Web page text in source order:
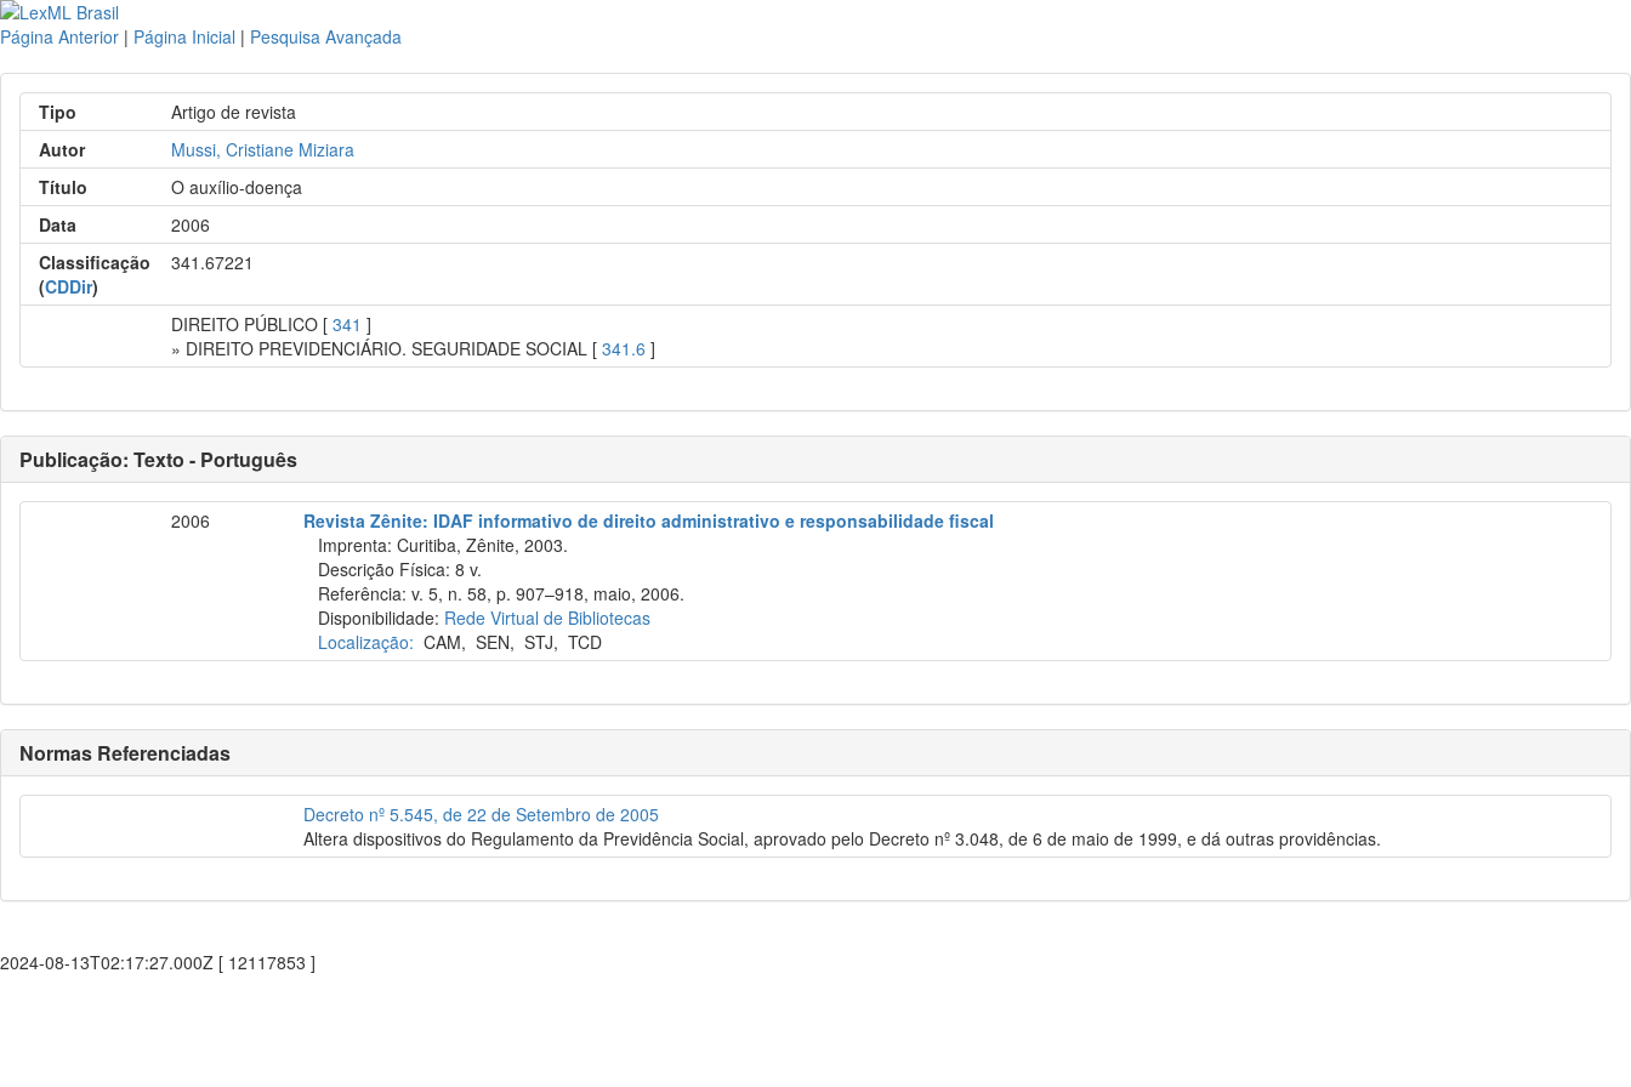
Página Anterior | Página Inicial | Pesquisa Avançada
Tipo
Artigo de revista
Autor
Mussi, Cristiane Miziara
Título
O auxílio-doença
Data
2006
Classificação
(CDDir)
341.67221
DIREITO PÚBLICO [341 ]
» DIREITO PREVIDENCIÁRIO. SEGURIDADE SOCIAL [341.6 ]
Publicação: Texto - Português
2006
Revista Zênite: IDAF informativo de direito administrativo e responsabilidade fiscal
Imprenta: Curitiba, Zênite, 2003.
Descrição Física: 8 v.
Referência: v. 5, n. 58, p. 907–918, maio, 2006.
Disponibilidade: Rede Virtual de Bibliotecas
Localização: CAM,SEN,STJ,TCD
Normas Referenciadas
Decreto nº 5.545, de 22 de Setembro de 2005
Altera dispositivos do Regulamento da Previdência Social, aprovado pelo Decreto nº 3.048, de 6 de maio de 1999, e dá outras providências.
2024-08-13T02:17:27.000Z [ 12117853 ]